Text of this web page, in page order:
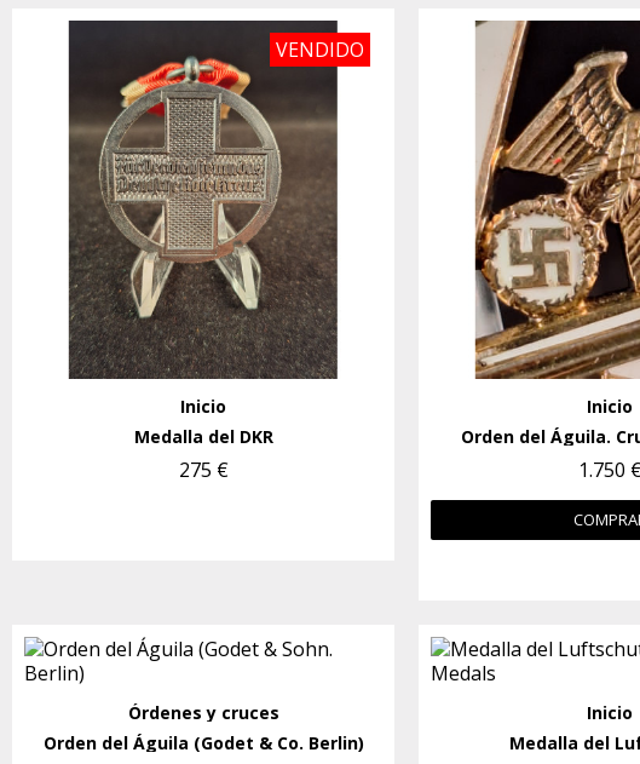
VENDIDO
Inicio
Medalla del DKR
275 €
Inicio
Orden del Águila.
1.750
Órdenes y cruces
Orden del Águila (Godet & Co. Berlin)
Inicio
Medalla del